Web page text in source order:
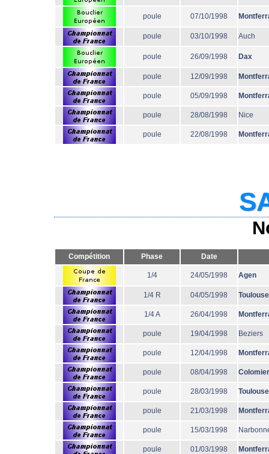
poule 07/10/1998
poule 03/10/1998 Auch
poule 26/09/1998 Dax
poule 12/09/1998
poule 05/09/1998
poule 28/08/1998 Nice
poule 22/08/1998
Compétition Phase Date
1/4 24/05/1998 Agen
1/4 R 04/05/1998 Toulouse
1/4 A 26/04/1998
poule 19/04/1998 Beziers
poule 12/04/1998
poule 08/04/1998
poule 28/03/1998 Toulouse
poule 21/03/1998
poule 15/03/1998
poule 01/03/1998